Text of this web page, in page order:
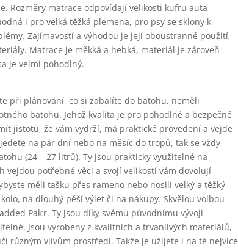
Rozměry matrace odpovídají velikosti kufru auta
i pro velká těžká plemena, pro psy se sklony k
Zajímavostí a výhodou je její oboustranné použití,
Matrace je měkká a hebká, materiál je zároveň
je velmi pohodlný.
při plánování, co si zabalíte do batohu, neměli
batohu. Jehož kvalita je pro pohodlné a bezpečné
jistotu, že vám vydrží, má praktické provedení a vejde
na pár dní nebo na měsíc do tropů, tak se vždy
(24 – 27 litrů). Ty jsou prakticky využitelné na
vejdou potřebné věci a svojí velikostí vám dovolují
měli tašku přes rameno nebo nosili velký a těžký
na dlouhý pěší výlet či na nákupy. Skvělou volbou
Pak‘r. Ty jsou díky svému původnímu vývoji
Jsou vyrobeny z kvalitních a trvanlivých materiálů,
různým vlivům prostředí. Takže je užijete i na té nejvíce